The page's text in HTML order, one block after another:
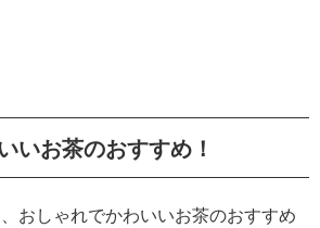
いお茶のおすすめ！
おしゃれでかわいいお茶のおすすめ